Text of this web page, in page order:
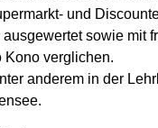
und
sowie mit
Kono verglichen.
anderem in der